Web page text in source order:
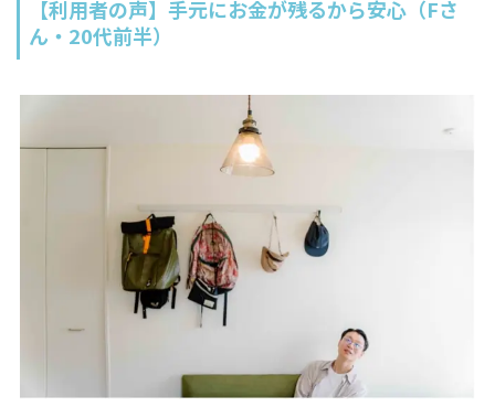
【利用者の声】手元にお金が残るから安心（Fさ
ん・20代前半）